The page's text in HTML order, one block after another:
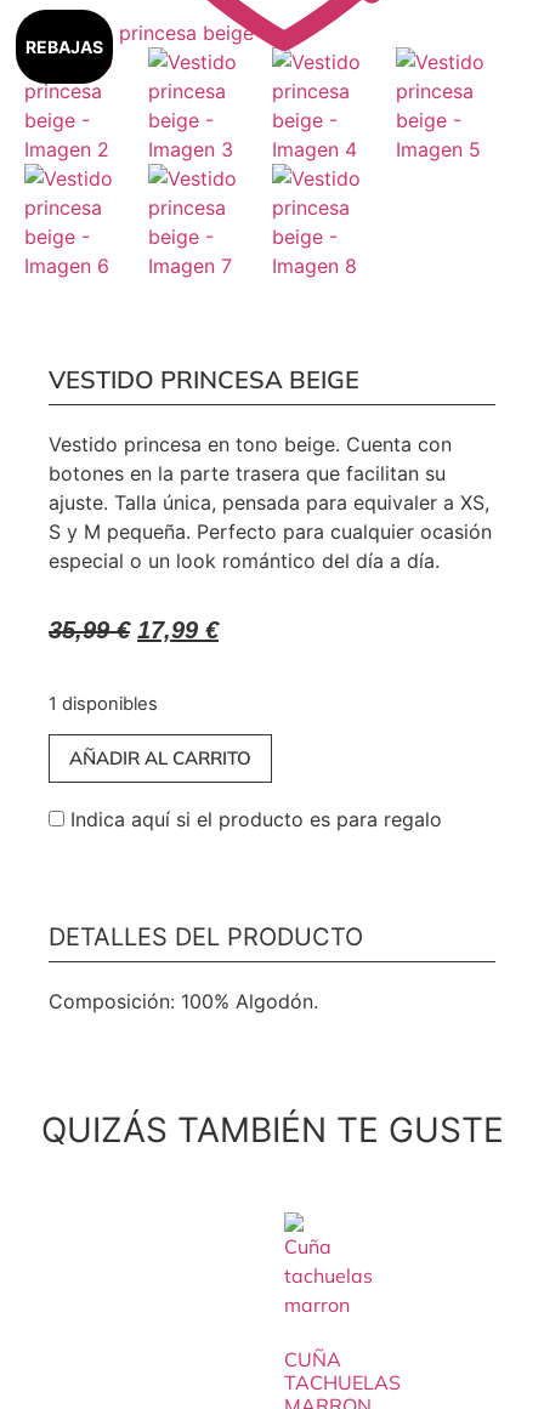
REBAJAS
VESTIDO PRINCESA BEIGE
Vestido princesa en tono beige. Cuenta con
botones en la parte trasera que facilitan su
ajuste. Talla única, pensada para equivaler a XS,
S y M pequeña. Perfecto para cualquier ocasión
especial o un look romántico del día a día.
35,99€ 17,99 €
1 disponibles
AÑADIR AL CARRITO
Indica aquí si el producto es para regalo
DETALLES DEL PRODUCTO
Composición: 100% Algodón.
QUIZÁS TAMBIÉN TE GUSTE
CUÑA
TACHUELAS